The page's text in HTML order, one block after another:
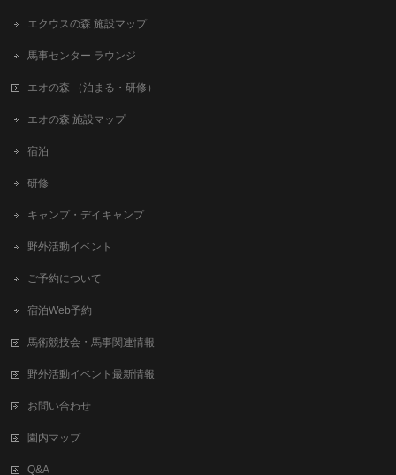
エクウスの森 施設マップ
馬事センター ラウンジ
エオの森 （泊まる・研修）
エオの森 施設マップ
宿泊
研修
キャンプ・デイキャンプ
野外活動イベント
ご予約について
宿泊Web予約
馬術競技会・馬事関連情報
野外活動イベント最新情報
お問い合わせ
園内マップ
Q&A